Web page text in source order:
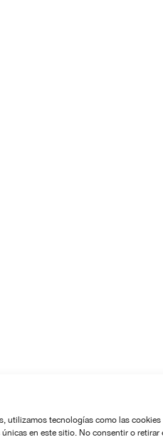
utilizamos tecnologías como las
en este sitio. No consentir o